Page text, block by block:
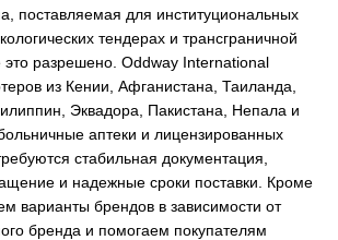
поставляемая для институциональных
тендерах и трансграничной
это разрешено. Oddway International
из Кении, Афганистана, Таиланда,
Эквадора, Пакистана, Непала и
аптеки и лицензированных
стабильная документация,
и надежные сроки поставки. Кроме
варианты брендов в зависимости от
бренда и помогаем покупателям